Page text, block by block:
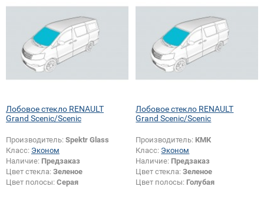
Лобовое стекло RENAULT
Grand Scenic/Scenic
Производитель: Spektr Glass
Класс: Эконом
Наличие: Предзаказ
Цвет стекла: Зеленое
Цвет полосы: Серая
Лобовое стекло RENAULT
Grand Scenic/Scenic
Производитель: КМК
Класс: Эконом
Наличие: Предзаказ
Цвет стекла:Зеленое
Цвет полосы: Голубая